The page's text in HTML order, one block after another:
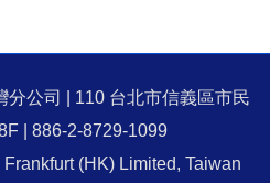
公司 | 110 台北市信義區市民
| 886-2-8729-1099
(HK) Limited, Taiwan